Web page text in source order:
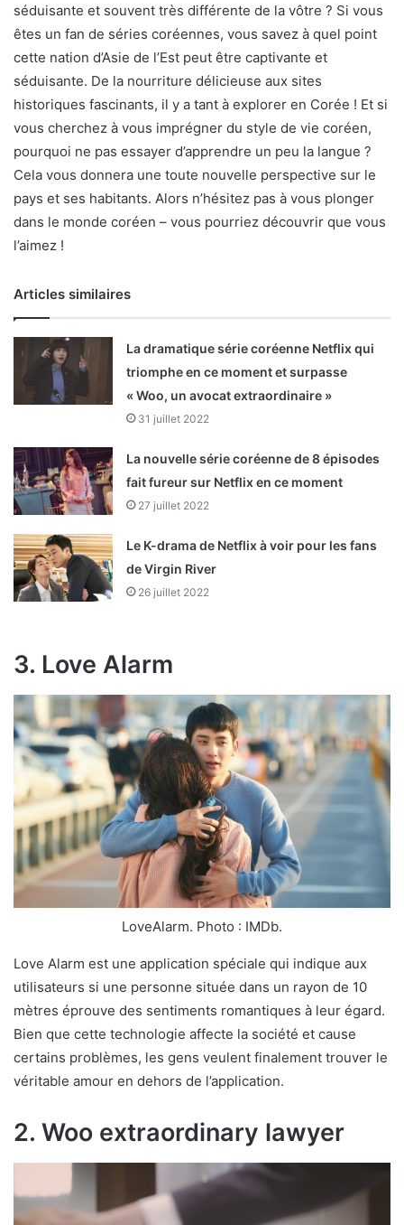
séduisante et souvent très différente de la vôtre ? Si vous
êtes un fan de séries coréennes, vous savez à quel point
cette nation d’Asie de l’Est peut être captivante et
séduisante. De la nourriture délicieuse aux sites
historiques fascinants, il y a tant à explorer en Corée ! Et si
vous cherchez à vous imprégner du style de vie coréen,
pourquoi ne pas essayer d’apprendre un peu la langue ?
Cela vous donnera une toute nouvelle perspective sur le
pays et ses habitants. Alors n’hésitez pas à vous plonger
dans le monde coréen – vous pourriez découvrir que vous
l’aimez !
Articles similaires
La dramatique série coréenne Netflix qui
triomphe en ce moment et surpasse
« Woo, un avocat extraordinaire »
31 juillet 2022
La nouvelle série coréenne de 8 épisodes
fait fureur sur Netflix en ce moment
27 juillet 2022
Le K-drama de Netflix à voir pour les fans
de Virgin River
26 juillet 2022
3. Love Alarm
LoveAlarm. Photo : IMDb.
Love Alarm est une application spéciale qui indique aux
utilisateurs si une personne située dans un rayon de 10
mètres éprouve des sentiments romantiques à leur égard.
Bien que cette technologie affecte la société et cause
certains problèmes, les gens veulent finalement trouver le
véritable amour en dehors de l’application.
2. Woo extraordinary lawyer